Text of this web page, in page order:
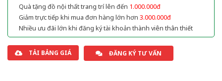
Quà tặng đồ nội thất trang trí lên đến 1.000.000đ
Giảm trực tiếp khi mua đơn hàng lớn hơn 3.000.000đ
Nhiều ưu đãi lớn khi đăng ký tài khoản thành viên thân thiết
TẢI BẢNG GIÁ ĐĂNG KÝ TƯ VẤN